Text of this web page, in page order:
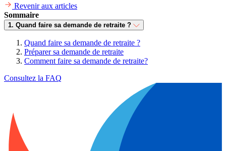
Revenir aux articles
Sommaire
1. Quand faire sa demande de retraite ?
Quand faire sa demande de retraite ?
Préparer sa demande de retraite
Comment faire sa demande de retraite?
Consultez la FAQ